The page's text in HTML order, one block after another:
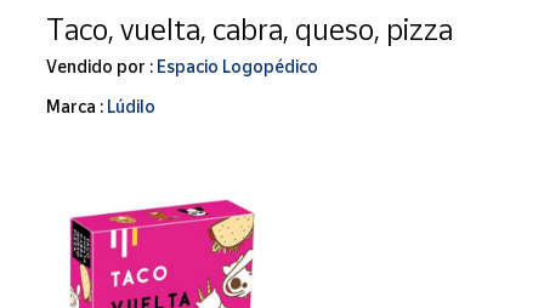
buscar
productos
Correos
Ocio y cultura
Juguetes y
juegos
y regalos
Tienda de
Correos
Taco, vuelta, cabra, queso, pizza
Vendido por : Espacio Logopédico
Marca : Lúdilo